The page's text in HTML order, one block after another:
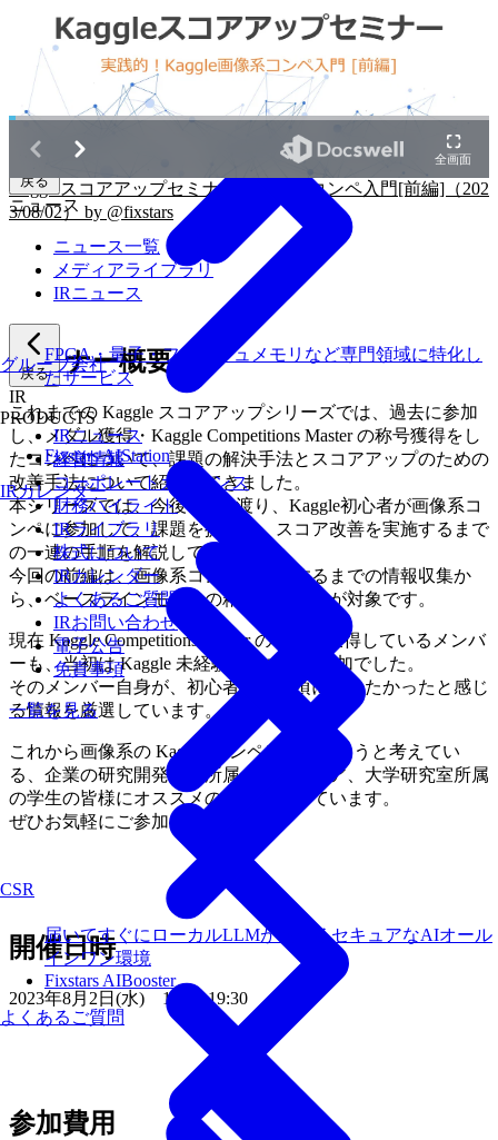
戻る
ニュース
ニュース一覧
メディアライブラリ
IRニュース
戻る
IR
IRニュース
経営情報
コーポレートガバナンス
財務ハイライト
IRライブラリ
株式について
IRカレンダー
よくあるご質問
IRお問い合わせ
電子公告
免責事項
一覧を見る
グループ会社
CSR
FPGA・量子・フラッシュメモリなど専門領域に特化し
たサービス
PRODUCTS
Fixstars AIStation
届いてすぐにローカルLLMが使えるセキュアなAIオール
インワン環境
Fixstars AIBooster
IRカレンダー
よくあるご質問
Kaggleスコアアップセミナー～画像系コンペ入門[前編]（202
3/08/02） by @fixstars
セミナー概要
これまでの Kaggle スコアアップシリーズでは、過去に参加
し、メダル獲得・Kaggle Competitions Master の称号獲得をし
たコンペについて、課題の解決手法とスコアアップのための
改善手法について紹介してきました。
本シリーズでは、今後 2回に渡り、Kaggle初心者が画像系コ
ンペに参加して、課題を提出し、スコア改善を実施するまで
の一連の手順を解説していきます。
今回の前編は、画像系コンペに参加するまでの情報収集か
ら、ベースラインモデルの精度改善までが対象です。
現在 Kaggle Competitions Master の称号を獲得しているメンバ
ーも、当初は Kaggle 未経験でのコンペ参加でした。
そのメンバー自身が、初心者だった頃に知りたかったと感じ
る情報を厳選しています。
これから画像系の Kaggle コンペに参加しようと考えてい
る、企業の研究開発部門所属のエンジニア、大学研究室所属
の学生の皆様にオススメの内容になっています。
ぜひお気軽にご参加ください。
開催日時
2023年8月2日(水) 18:00-19:30
参加費用